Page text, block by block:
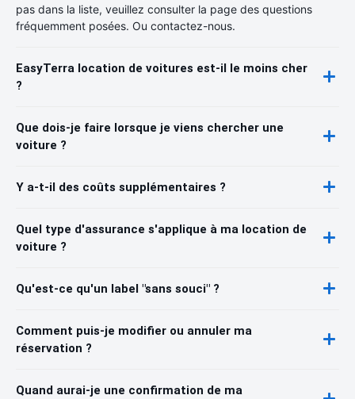
pas dans la liste, veuillez consulter la page des questions
fréquemment posées. Ou contactez-nous.
EasyTerra location de voitures est-il le moins cher
?
Que dois-je faire lorsque je viens chercher une
voiture ?
Y a-t-il des coûts supplémentaires ?
Quel type d'assurance s'applique à ma location de
voiture ?
Qu'est-ce qu'un label "sans souci" ?
Comment puis-je modifier ou annuler ma
réservation ?
Quand aurai-je une confirmation de ma